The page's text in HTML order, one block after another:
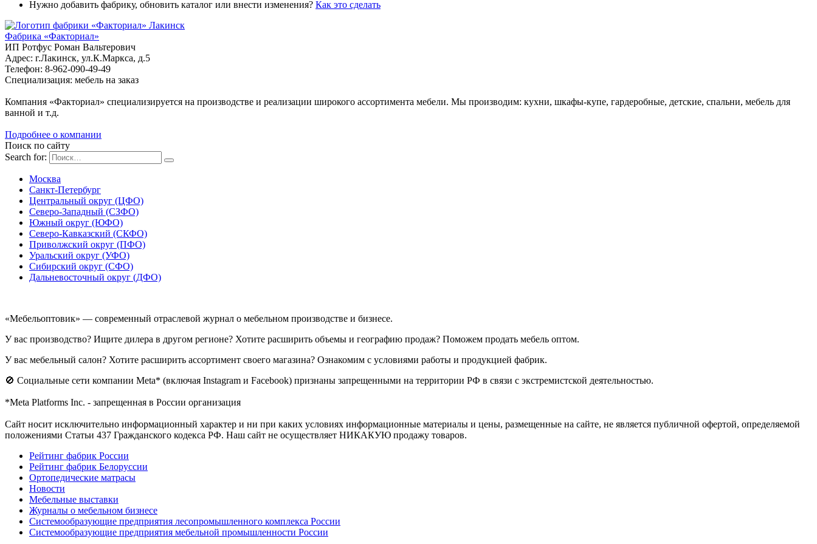
Нужно добавить фабрику, обновить каталог или внести изменения? Как это сделать
Лакинск
Фабрика «Факториал»
ИП Ротфус Роман Вальтерович
Адрес: г.Лакинск, ул.К.Маркса, д.5
Телефон: 8-962-090-49-49
Специализация: мебель на заказ
Компания «Факториал» специализируется на производстве и реализации широкого ассортимента мебели. Мы производим: кухни, шкафы-купе, гардеробные, детские, спальни, мебель для
ванной и т.д.
Подробнее о компании
Поиск по сайту
Search for:
Москва
Санкт-Петербург
Центральный округ (ЦФО)
Северо-Западный (СЗФО)
Южный округ (ЮФО)
Северо-Кавказский (СКФО)
Приволжский округ (ПФО)
Уральский округ (УФО)
Сибирский округ (СФО)
Дальневосточный округ (ДФО)
«Мебельоптовик» — современный отраслевой журнал о мебельном производстве и бизнесе.
У вас производство? Ищите дилера в другом регионе? Хотите расширить объемы и географию продаж? Поможем продать мебель оптом.
У вас мебельный салон? Хотите расширить ассортимент своего магазина? Ознакомим с условиями работы и продукцией фабрик.
🚫 Социальные сети компании Meta* (включая Instagram и Facebook) признаны запрещенными на территории РФ в связи с экстремистской деятельностью.
*Meta Platforms Inc. - запрещенная в России организация
Cайт носит исключительно информационный характер и ни при каких условиях информационные материалы и цены, размещенные на сайте, не является публичной офертой, определяемой
положениями Статьи 437 Гражданского кодекса РФ. Наш сайт не осуществляет НИКАКУЮ продажу товаров.
Рейтинг фабрик России
Рейтинг фабрик Белоруссии
Ортопедические матрасы
Новости
Мебельные выставки
Журналы о мебельном бизнесе
Системообразующие предприятия лесопромышленного комплекса России
Системообразующие предприятия мебельной промышленности России